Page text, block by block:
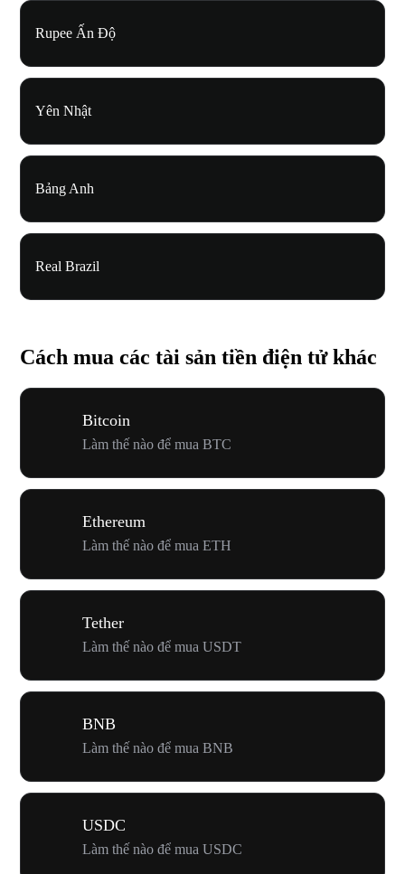
Rupee Ấn Độ
Yên Nhật
Bảng Anh
Real Brazil
Cách mua các tài sản tiền điện tử khác
Bitcoin
Làm thế nào để mua BTC
Ethereum
Làm thế nào để mua ETH
Tether
Làm thế nào để mua USDT
BNB
Làm thế nào để mua BNB
USDC
Làm thế nào để mua USDC